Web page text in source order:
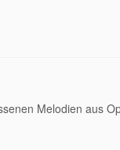
Melodien aus